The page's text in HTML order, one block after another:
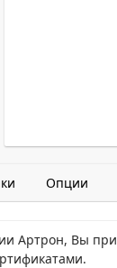
Опции
Артрон, Вы